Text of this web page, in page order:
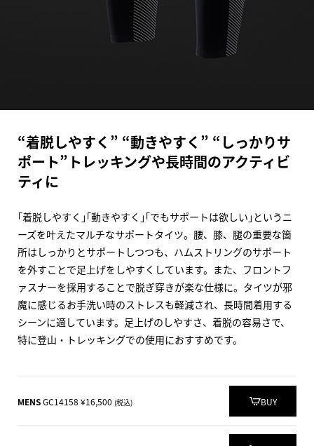
“着脱しやすく” “動きやすく” “しっかりサ
ポート”トレッキングや長時間のアクティビ
ティに
｢着脱しやすく｣｢動きやすく｣｢でもサポートは欲しい｣というニ
ーズを叶えたマルチなサポートタイツ。腰、膝、腿の重要な箇
所はしっかりとサポートしつつも、ハムストリングのサポート
を外すことで足上げをしやすくしています。また、フロントフ
ァスナーを採用することで脱ぎ穿きが楽な仕様に。タイツが邪
魔に感じるお手洗い時のストレスも軽減され、長時間着用する
シーンに適しています。足上げのしやすさ、着脱の容易さで、
特に登山・トレッキングでの使用におすすめです。
MENSGC14158 ¥16,500 (税込) BUY